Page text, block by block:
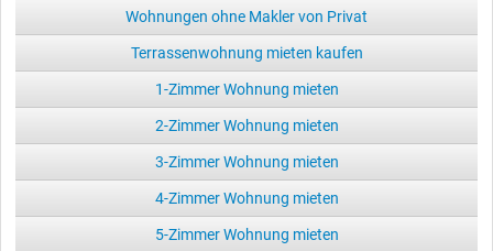
Wohnungen ohne Makler von Privat
Terrassenwohnung mieten kaufen
1-Zimmer Wohnung mieten
2-Zimmer Wohnung mieten
3-Zimmer Wohnung mieten
4-Zimmer Wohnung mieten
5-Zimmer Wohnung mieten